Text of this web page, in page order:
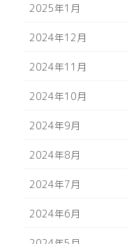
2025年1月
2024年12月
2024年11月
2024年10月
2024年9月
2024年8月
2024年7月
2024年6月